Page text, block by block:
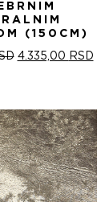
(150CM)
ОРИГИНАЛНА
5.100,00 RSD.
4.335,00 RSD